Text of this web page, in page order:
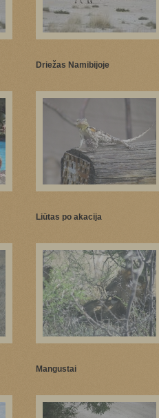
Driežas Namibijoje
Liūtas po akacija
Mangustai